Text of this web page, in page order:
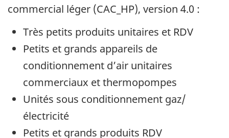
commercial léger (CAC_HP), version 4.0 :
Très petits produits unitaires et RDV
Petits et grands appareils de
conditionnement d’air unitaires
commerciaux et thermopompes
Unités sous conditionnement gaz/
électricité
Petits et grands produits RDV